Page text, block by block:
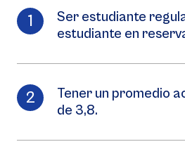
Ser estudiante
estudiante en
Tener un promedio
de 3,8.